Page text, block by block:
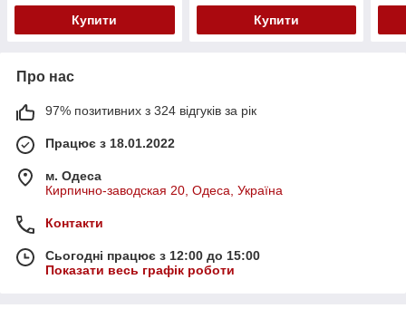
Купити Купити
Про нас
97% позитивних з 324 відгуків за рік
Працює з 18.01.2022
м. Одеса
Кирпично-заводская 20, Одеса, Україна
Контакти
Сьогодні працює з 12:00 до 15:00
Показати весь графік роботи